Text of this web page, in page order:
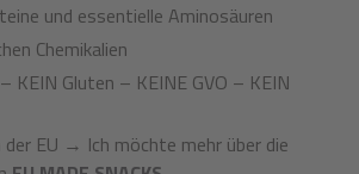
und essentielle Aminosäuren
Chemikalien
KEIN Gluten – KEINE GVO – KEIN
EU → Ich möchte mehr über die